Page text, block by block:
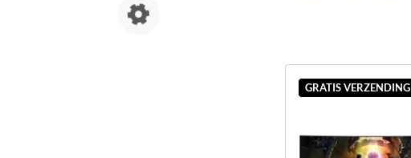
GRATIS VERZENDING